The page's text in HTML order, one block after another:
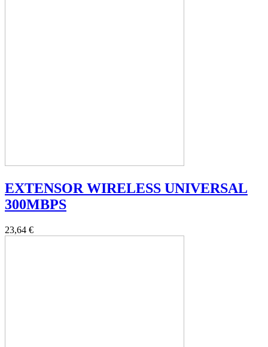
EXTENSOR WIRELESS UNIVERSAL
300MBPS
23,64 €